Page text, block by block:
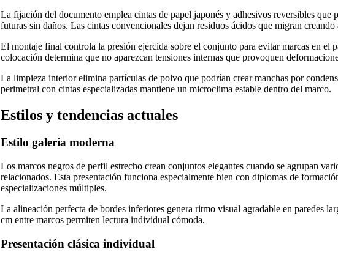
La fijación del documento emplea cintas de papel japonés y adhesivos reversibles que
futuras sin daños. Las cintas convencionales dejan residuos ácidos que migran creando
El montaje final controla la presión ejercida sobre el conjunto para evitar marcas en el
colocación determina que no aparezcan tensiones internas que provoquen
La limpieza interior elimina partículas de polvo que podrían crear manchas por
perimetral con cintas especializadas mantiene un microclima estable dentro del marco.
Estilos y tendencias actuales
Estilo galería moderna
Los marcos negros de perfil estrecho crean conjuntos elegantes cuando se agrupan
relacionados. Esta presentación funciona especialmente bien con diplomas de
especializaciones múltiples.
La alineación perfecta de bordes inferiores genera ritmo visual agradable en paredes
cm entre marcos permiten lectura individual cómoda.
Presentación clásica individual